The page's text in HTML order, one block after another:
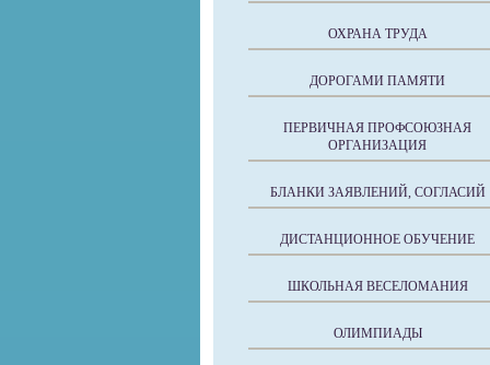
ОХРАНА ТРУДА
ДОРОГАМИ ПАМЯТИ
ПЕРВИЧНАЯ ПРОФСОЮЗНАЯ
ОРГАНИЗАЦИЯ
БЛАНКИ ЗАЯВЛЕНИЙ, СОГЛАСИЙ
ДИСТАНЦИОННОЕ ОБУЧЕНИЕ
ШКОЛЬНАЯ ВЕСЕЛОМАНИЯ
ОЛИМПИАДЫ